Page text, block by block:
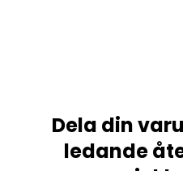
Dela din
ledande